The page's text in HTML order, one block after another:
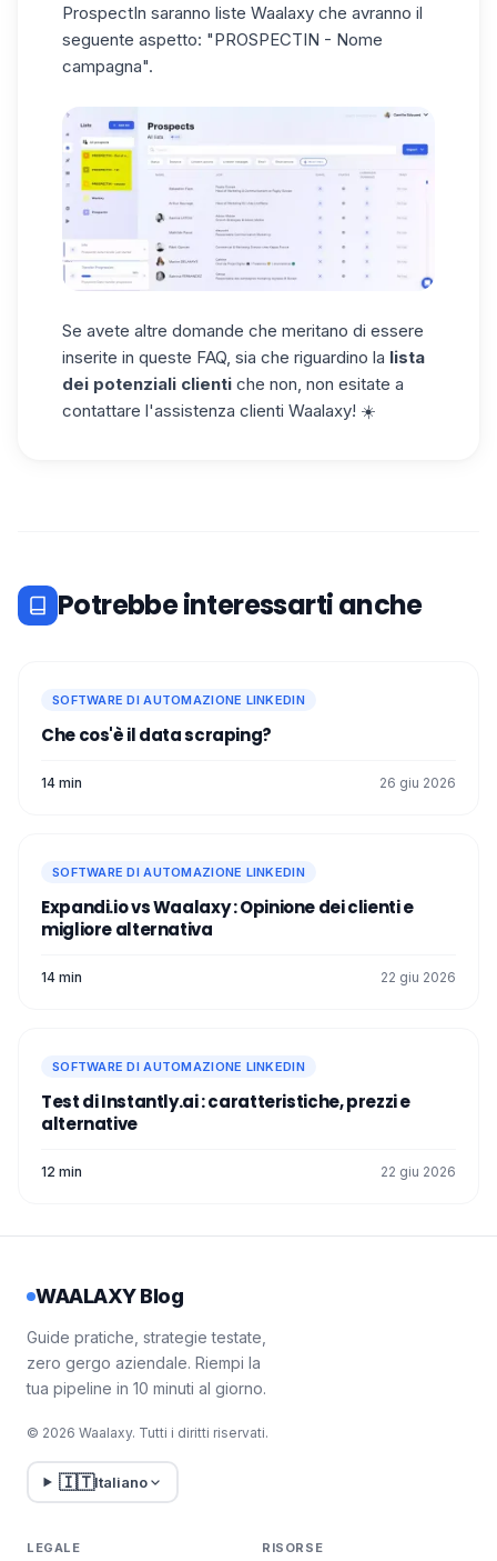
ProspectIn saranno liste Waalaxy che avranno il
seguente aspetto: "PROSPECTIN - Nome
campagna".
Se avete altre domande che meritano di essere
inserite in queste FAQ, sia che riguardino la lista
dei potenziali clienti che non, non esitate a
contattare l'assistenza clienti Waalaxy! ☀️
Potrebbe interessarti anche
SOFTWARE DI AUTOMAZIONE LINKEDIN
Che cos'è il data scraping?
14 min 26 giu 2026
SOFTWARE DI AUTOMAZIONE LINKEDIN
Expandi.io vs Waalaxy : Opinione dei clienti e
migliore alternativa
14 min 22 giu 2026
SOFTWARE DI AUTOMAZIONE LINKEDIN
Test di Instantly.ai​ : caratteristiche, prezzi e
alternative
12 min 22 giu 2026
WAALAXY Blog
Guide pratiche, strategie testate,
zero gergo aziendale. Riempi la
tua pipeline in 10 minuti al giorno.
© 2026 Waalaxy. Tutti i diritti riservati.
🇮🇹Italiano
LEGALE RISORSE